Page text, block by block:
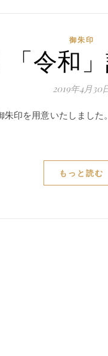
御朱印
「令和
2019年4月30
朱印を用意いたしまし
もっと読む